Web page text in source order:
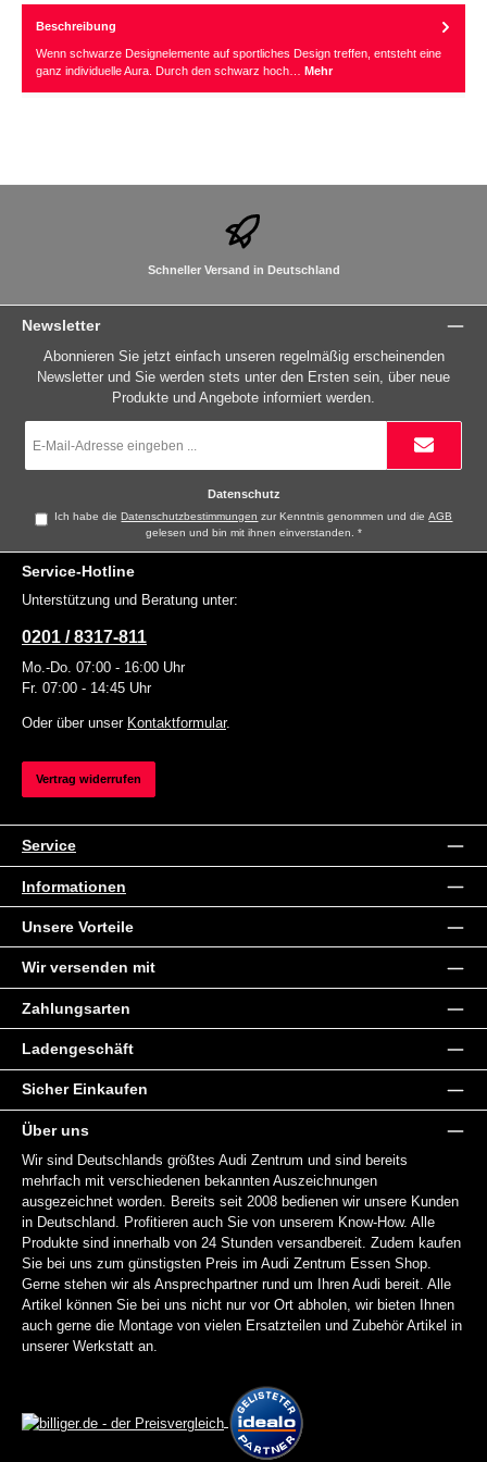
Beschreibung
Wenn schwarze Designelemente auf sportliches Design treffen, entsteht eine
ganz individuelle Aura. Durch den schwarz hoch… Mehr
Schneller Versand in Deutschland
Newsletter
Abonnieren Sie jetzt einfach unseren regelmäßig erscheinenden
Newsletter und Sie werden stets unter den Ersten sein, über neue
Produkte und Angebote informiert werden.
Mail-
Datenschutz
Ich habe dieDatenschutzbestimmungen zur Kenntnis genommen und dieAGB
gelesen und bin mit ihnen einverstanden.*
Service-Hotline
Unterstützung und Beratung unter:
0201 / 8317-811
Mo.-Do. 07:00 - 16:00 Uhr
Fr. 07:00 - 14:45 Uhr
Oder über unser Kontaktformular.
Vertrag widerrufen
Service
Informationen
Unsere Vorteile
Wir versenden mit
Zahlungsarten
Ladengeschäft
Sicher Einkaufen
Über uns
Wir sind Deutschlands größtes Audi Zentrum und sind bereits
mehrfach mit verschiedenen bekannten Auszeichnungen
ausgezeichnet worden. Bereits seit 2008 bedienen wir unsere Kunden
in Deutschland. Profitieren auch Sie von unserem Know-How. Alle
Produkte sind innerhalb von 24 Stunden versandbereit. Zudem kaufen
Sie bei uns zum günstigsten Preis im Audi Zentrum Essen Shop.
Gerne stehen wir als Ansprechpartner rund um Ihren Audi bereit. Alle
Artikel können Sie bei uns nicht nur vor Ort abholen, wir bieten Ihnen
auch gerne die Montage von vielen Ersatzteilen und Zubehör Artikel in
unserer Werkstatt an.